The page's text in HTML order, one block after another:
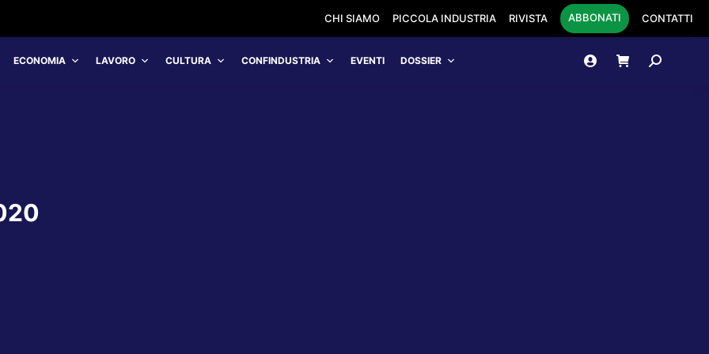
CHI SIAMO PICCOLA INDUSTRIA RIVISTA ABBONATI CONTATTI
ECONOMIA LAVORO CULTURA CONFINDUSTRIA EVENTI DOSSIER Cerca: